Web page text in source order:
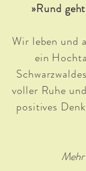
»Rund
Wir leben und
ein
voller Ruhe
positives